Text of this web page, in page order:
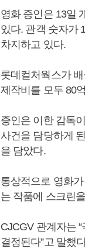
영화 증인은 13일
있다. 관객 숫자가
차지하고 있다.
롯데컬처웍스가
제작비를 모두 80
증인은 이한 감독
사건을 담당하게
을 담았다.
통상적으로 영화
는 작품에 스크린
CJCGV 관계자는
결정된다”고 말했